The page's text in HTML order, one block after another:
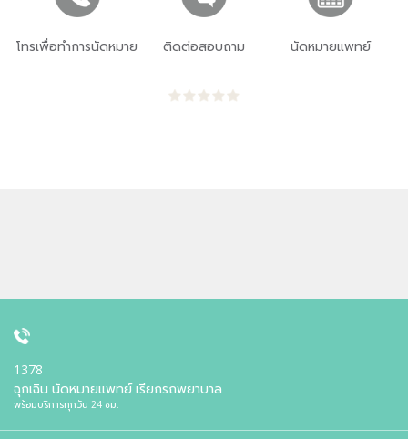
โทรเพื่อทำการนัดหมาย ติดต่อสอบถาม นัดหมายแพทย์
1378
ฉุกเฉิน นัดหมายแพทย์ เรียกรถพยาบาล
พร้อมบริการทุกวัน 24 ชม.